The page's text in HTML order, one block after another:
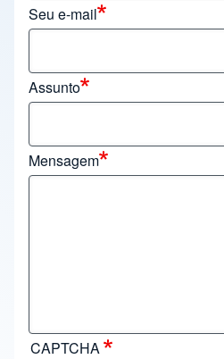
Seu e-mail
Assunto
Mensagem
CAPTCHA